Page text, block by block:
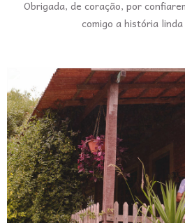
Obrigada, de coração, por
comigo a história